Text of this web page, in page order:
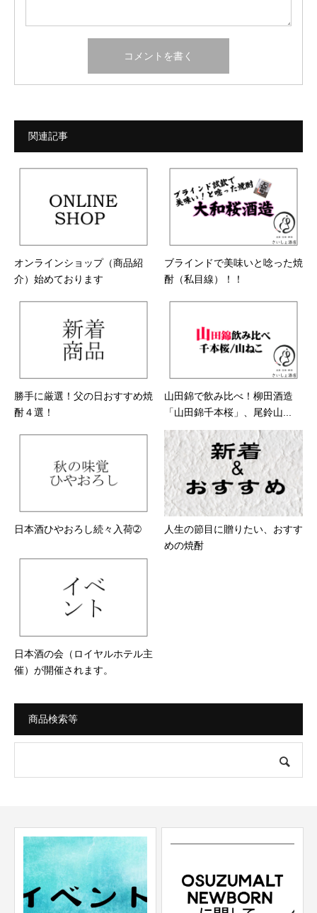
関連記事
オンラインショップ（商品紹
介）始めております
ブラインドで美味いと唸った焼
酎（私目線）！！
勝手に厳選！父の日おすすめ焼
酎４選！
山田錦で飲み比べ！柳田酒造
「山田錦千本桜」、尾鈴山...
日本酒ひやおろし続々入荷➁
人生の節目に贈りたい、おすす
めの焼酎
日本酒の会（ロイヤルホテル主
催）が開催されます。
商品検索等